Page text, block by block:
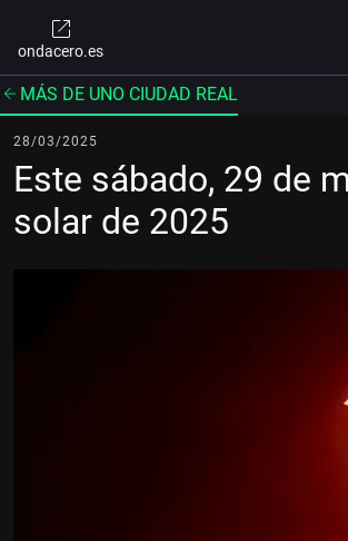
ondacero.es
MÁS DE UNO CIUDAD REAL
28/03/2025
Este sábado, 29 de
solar de 2025